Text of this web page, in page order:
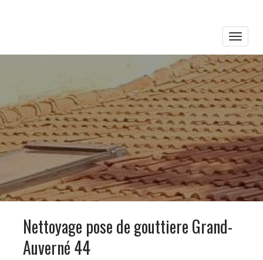
Toggle
Nettoyage pose de gouttiere Grand-
Auverné 44